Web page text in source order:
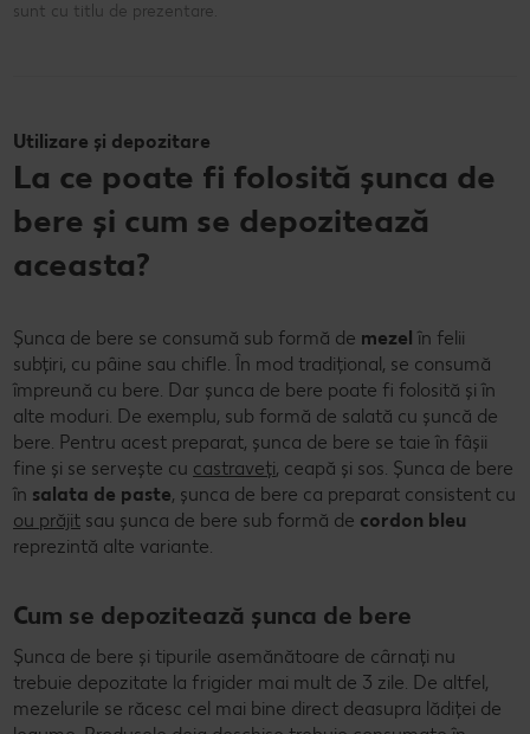
sunt cu titlu de prezentare.
Utilizare și depozitare
La ce poate fi folosită șunca de
bere și cum se depozitează
aceasta?
Șunca de bere se consumă sub formă de mezel în felii
subțiri, cu pâine sau chifle. În mod tradițional, se consumă
împreună cu bere. Dar șunca de bere poate fi folosită și în
alte moduri. De exemplu, sub formă de salată cu șuncă de
bere. Pentru acest preparat, șunca de bere se taie în fâșii
fine și se servește cu castraveți, ceapă și sos. Șunca de bere
în salata de paste, șunca de bere ca preparat consistent cu
ou prăjit sau șunca de bere sub formă de cordon bleu
reprezintă alte variante.
Cum se depozitează șunca de bere
Șunca de bere și tipurile asemănătoare de cârnați nu
trebuie depozitate la frigider mai mult de 3 zile. De altfel,
mezelurile se răcesc cel mai bine direct deasupra lădiței de